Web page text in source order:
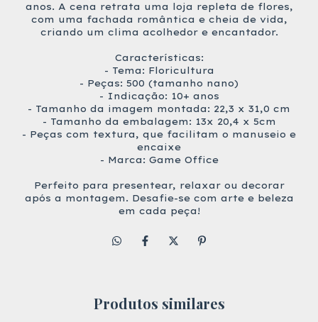
anos. A cena retrata uma loja repleta de flores,
com uma fachada romântica e cheia de vida,
criando um clima acolhedor e encantador.
Características:
- Tema: Floricultura
- Peças: 500 (tamanho nano)
- Indicação: 10+ anos
- Tamanho da imagem montada: 22,3 x 31,0 cm
- Tamanho da embalagem: 13x 20,4 x 5cm
- Peças com textura, que facilitam o manuseio e
encaixe
- Marca: Game Office
Perfeito para presentear, relaxar ou decorar
após a montagem. Desafie-se com arte e beleza
em cada peça!
Produtos similares